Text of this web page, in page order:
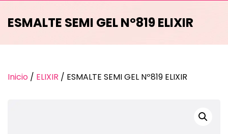
ESMALTE SEMI GEL Nº819 ELIXIR
Inicio / ELIXIR / ESMALTE SEMI GEL Nº819 ELIXIR